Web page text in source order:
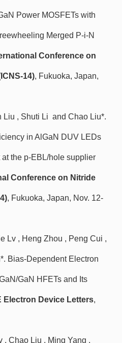
Power MOSFETs with
Merged P-i-N
Conference on
14), Fukuoka, Japan,
Liu , Shuti Li and Chao Liu*.
in AlGaN DUV LEDs
the p-EBL/hole supplier
Conference on Nitride
, Fukuoka, Japan, Nov. 12-
Lv , Heng Zhou , Peng Cui ,
Bias-Dependent Electron
GaN HFETs and Its
Electron Device Letters,
, Chao Liu , Ming Yang ,